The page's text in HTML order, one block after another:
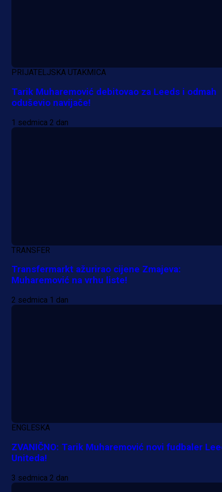
23 h 32 min
PRIJATELJSKA UTAKMICA
Tarik Muharemović debitovao za Leeds i odmah
oduševio navijače!
1 sedmica 2 dan
TRANSFER
Transfermarkt ažurirao cijene Zmajeva:
Muharemović na vrhu liste!
2 sedmica 1 dan
ENGLESKA
ZVANIČNO: Tarik Muharemović novi fudbaler
Uniteda!
3 sedmica 2 dan